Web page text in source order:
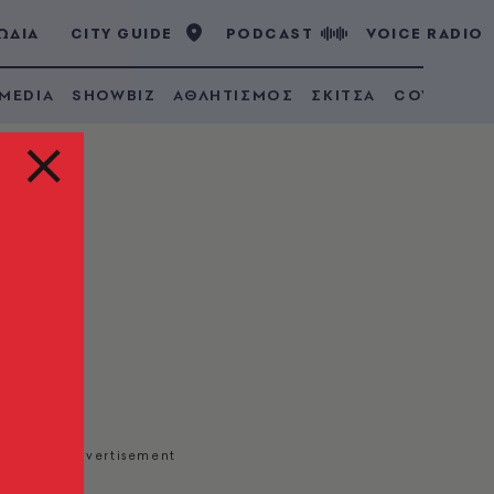
CITY GUIDE PODCAST VOICE RADIO
SHOWBIZ ΑΘΛΗΤΙΣΜΟΣ ΣΚΙΤΣΑ COVID 19